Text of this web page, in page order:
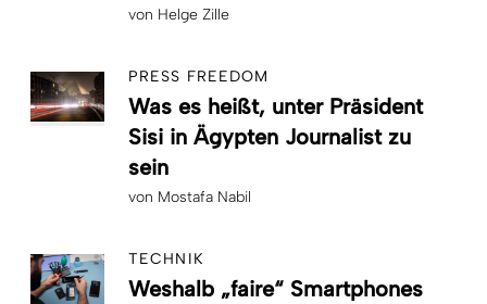
von Helge Zille
PRESS FREEDOM
Was es heißt, unter Präsident
Sisi in Ägypten Journalist zu
sein
von Mostafa Nabil
TECHNIK
Weshalb „faire“ Smartphones